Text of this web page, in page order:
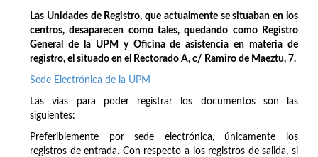
Las Unidades de Registro, que actualmente se situaban en los
centros, desaparecen como tales, quedando como Registro
General de la UPM y Oficina de asistencia en materia de
registro, el situado en el Rectorado A, c/ Ramiro de Maeztu, 7.
Sede Electrónica de la UPM
Las vías para poder registrar los documentos son las
siguientes:
Preferiblemente por sede electrónica, únicamente los
registros de entrada. Con respecto a los registros de salida, si